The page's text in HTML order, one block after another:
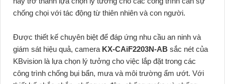
chống chọi với tác động từ thiên nhiên và con người.
Được thiết kế chuyên biệt để đáp ứng nhu cầu an ninh và
giám sát hiệu quả, camera KX-CAiF2203N-AB sắc nét của
KBvision là lựa chọn lý tưởng cho việc lắp đặt trong các
công trình chống bụi bẩn, mưa và môi trường ẩm ướt. Với